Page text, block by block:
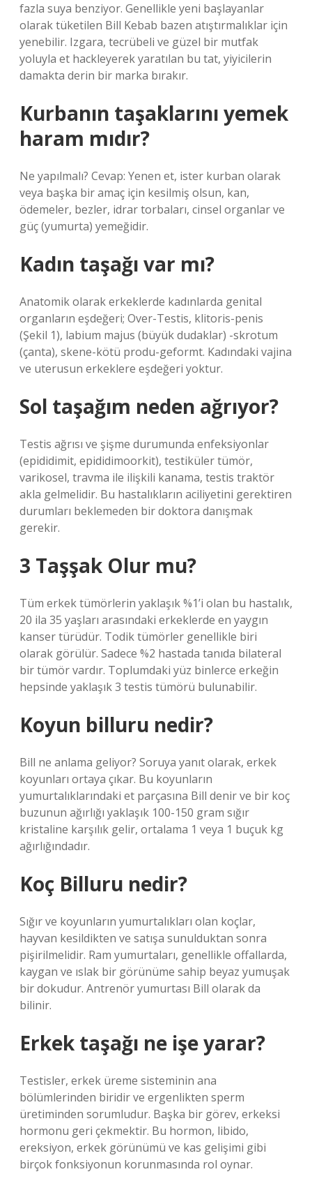
fazla suya benziyor. Genellikle yeni başlayanlar
olarak tüketilen Bill Kebab bazen atıştırmalıklar için
yenebilir. Izgara, tecrübeli ve güzel bir mutfak
yoluyla et hackleyerek yaratılan bu tat, yiyicilerin
damakta derin bir marka bırakır.
Kurbanın taşaklarını yemek
haram mıdır?
Ne yapılmalı? Cevap: Yenen et, ister kurban olarak
veya başka bir amaç için kesilmiş olsun, kan,
ödemeler, bezler, idrar torbaları, cinsel organlar ve
güç (yumurta) yemeğidir.
Kadın taşağı var mı?
Anatomik olarak erkeklerde kadınlarda genital
organların eşdeğeri; Over-Testis, klitoris-penis
(Şekil 1), labium majus (büyük dudaklar) -skrotum
(çanta), skene-kötü produ-geformt. Kadındaki vajina
ve uterusun erkeklere eşdeğeri yoktur.
Sol taşağım neden ağrıyor?
Testis ağrısı ve şişme durumunda enfeksiyonlar
(epididimit, epididimoorkit), testiküler tümör,
varikosel, travma ile ilişkili kanama, testis traktör
akla gelmelidir. Bu hastalıkların aciliyetini gerektiren
durumları beklemeden bir doktora danışmak
gerekir.
3 Taşşak Olur mu?
Tüm erkek tümörlerin yaklaşık %1’i olan bu hastalık,
20 ila 35 yaşları arasındaki erkeklerde en yaygın
kanser türüdür. Todik tümörler genellikle biri
olarak görülür. Sadece %2 hastada tanıda bilateral
bir tümör vardır. Toplumdaki yüz binlerce erkeğin
hepsinde yaklaşık 3 testis tümörü bulunabilir.
Koyun billuru nedir?
Bill ne anlama geliyor? Soruya yanıt olarak, erkek
koyunları ortaya çıkar. Bu koyunların
yumurtalıklarındaki et parçasına Bill denir ve bir koç
buzunun ağırlığı yaklaşık 100-150 gram sığır
kristaline karşılık gelir, ortalama 1 veya 1 buçuk kg
ağırlığındadır.
Koç Billuru nedir?
Sığır ve koyunların yumurtalıkları olan koçlar,
hayvan kesildikten ve satışa sunulduktan sonra
pişirilmelidir. Ram yumurtaları, genellikle offallarda,
kaygan ve ıslak bir görünüme sahip beyaz yumuşak
bir dokudur. Antrenör yumurtası Bill olarak da
bilinir.
Erkek taşağı ne işe yarar?
Testisler, erkek üreme sisteminin ana
bölümlerinden biridir ve ergenlikten sperm
üretiminden sorumludur. Başka bir görev, erkeksi
hormonu geri çekmektir. Bu hormon, libido,
ereksiyon, erkek görünümü ve kas gelişimi gibi
birçok fonksiyonun korunmasında rol oynar.